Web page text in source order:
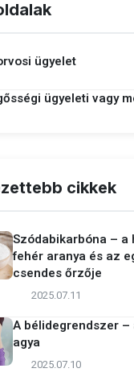
ügyelet
ügyeleti vagy
cikkek
Szódabikarbóna – a
fehér aranya és az
csendes őrzője
2025.07.11
A bélidegrendszer
agya
2025.07.10